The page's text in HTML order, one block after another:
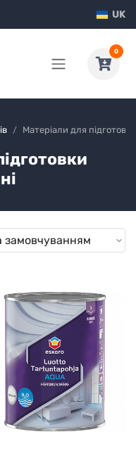
UK
0
Матеріали для